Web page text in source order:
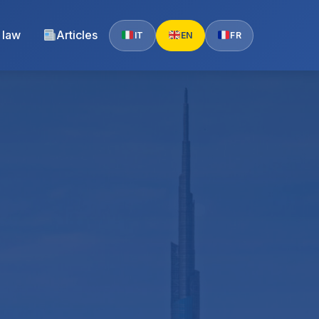
law Articles IT EN FR